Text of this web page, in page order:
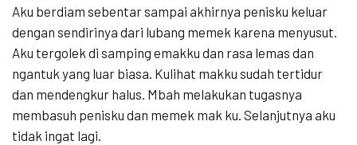
Aku berdiam sebentar sampai akhirnya penisku keluar
dengan sendirinya dari lubang memek karena menyusut.
Aku tergolek di samping emakku dan rasa lemas dan
ngantuk yang luar biasa. Kulihat makku sudah tertidur
dan mendengkur halus. Mbah melakukan tugasnya
membasuh penisku dan memek mak ku. Selanjutnya aku
tidak ingat lagi.